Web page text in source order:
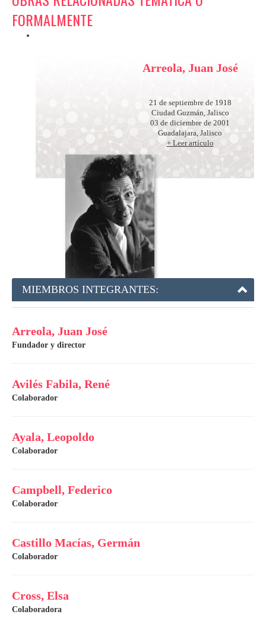
FORMALMENTE
Arreola, Juan José
21 de septiembre de 1918
Ciudad Guzmán, Jalisco
03 de diciembre de 2001
Guadalajara, Jalisco
+ Leer artículo
MIEMBROS INTEGRANTES:
Arreola, Juan José
Fundador y director
Avilés Fabila, René
Colaborador
Ayala, Leopoldo
Colaborador
Campbell, Federico
Colaborador
Castillo Macías, Germán
Colaborador
Cross, Elsa
Colaboradora